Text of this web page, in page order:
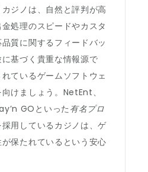
ジノは、自然と評判が高
処理のスピードやカスタ
質に関するフィードバッ
基づく貴重な情報源で
ているゲームソフトウェ
けましょう。NetEnt、
GOといった有名プロ
用しているカジノは、ゲ
保たれているという安心